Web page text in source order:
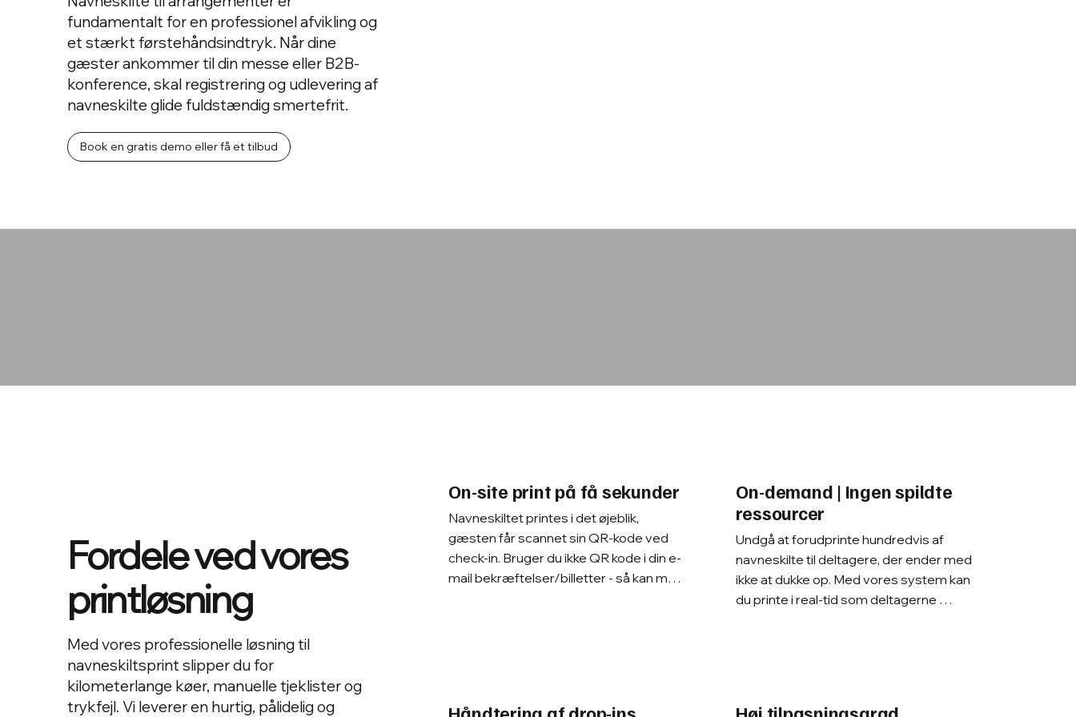
fundamentalt for en professionel afvikling og
et stærkt førstehåndsindtryk. Når dine
gæster ankommer til din messe eller B2B-
konference, skal registrering og udlevering af
navneskilte glide fuldstændig smertefrit.
Book en gratis demo eller få et tilbud
Fordele ved vores
printløsning
Med vores professionelle løsning til
navneskiltsprint slipper du for
kilometerlange køer, manuelle tjeklister og
trykfejl. Vi leverer en hurtig, pålidelig og
On-site print på få sekunder
Navneskiltet printes i det øjeblik,
gæsten får scannet sin QR-kode ved
check-in. Bruger du ikke QR kode i din e-
mail bekræftelser/billetter - så kan man
On-demand | Ingen spildte
ressourcer
Undgå at forudprinte hundredvis af
navneskilte til deltagere, der ender med
ikke at dukke op. Med vores system kan
du printe i real-tid som deltagerne